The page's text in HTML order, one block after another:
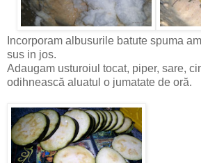
Incorporam albusurile batute spuma
sus in jos.
Adaugam usturoiul tocat, piper, sare,
odihnească aluatul o jumatate de oră.